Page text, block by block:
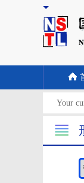
Your